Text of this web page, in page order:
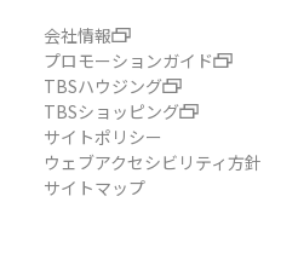
会社情報
プロモーションガイド
TBSハウジング
TBSショッピング
サイトポリシー
ウェブアクセシビリティ方針
サイトマップ